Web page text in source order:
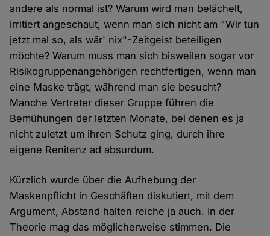
andere als normal ist? Warum wird man belächelt,
irritiert angeschaut, wenn man sich nicht am "Wir tun
jetzt mal so, als wär' nix"-Zeitgeist beteiligen
möchte? Warum muss man sich bisweilen sogar vor
Risikogruppenangehörigen rechtfertigen, wenn man
eine Maske trägt, während man sie besucht?
Manche Vertreter dieser Gruppe führen die
Bemühungen der letzten Monate, bei denen es ja
nicht zuletzt um ihren Schutz ging, durch ihre
eigene Renitenz ad absurdum.
Kürzlich wurde über die Aufhebung der
Maskenpflicht in Geschäften diskutiert, mit dem
Argument, Abstand halten reiche ja auch. In der
Theorie mag das möglicherweise stimmen. Die